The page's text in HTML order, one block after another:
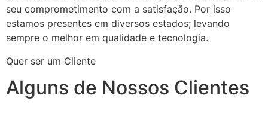
seu comprometimento com a satisfação. Por isso
estamos presentes em diversos estados; levando
sempre o melhor em qualidade e tecnologia.
Quer ser um Cliente
Alguns de Nossos Clientes